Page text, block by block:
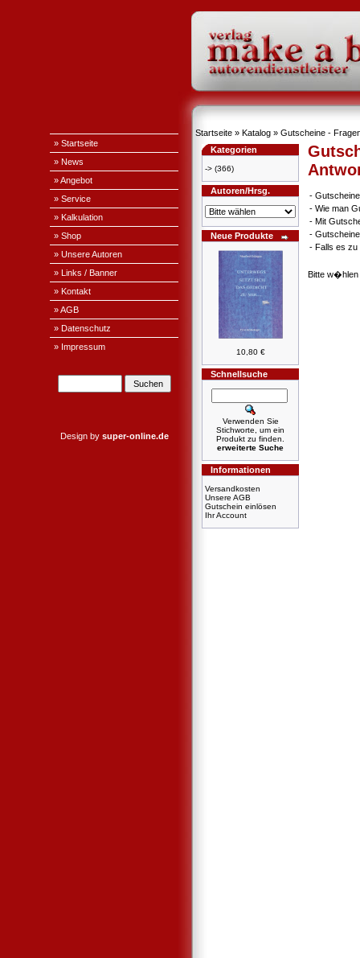
» Startseite
» News
» Angebot
» Service
» Kalkulation
» Shop
» Unsere Autoren
» Links / Banner
» Kontakt
» AGB
» Datenschutz
» Impressum
Design by super-online.de
Startseite » Katalog » Gutscheine -
Kategorien
-> (366)
Autoren/Hrsg.
Neue Produkte
10,80 €
Schnellsuche
Verwenden Sie
Stichworte, um ein
Produkt zu finden.
erweiterte Suche
Informationen
Versandkosten
Unsere AGB
Gutschein einlösen
Ihr Account
-
- Wie man
- Mit
-
- Falls es zu
Bitte w�hlen